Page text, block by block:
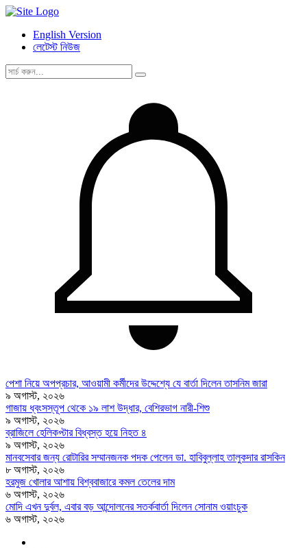
English Version
লেটেস্ট নিউজ
পেশা নিয়ে অপপ্রচার, আওয়ামী কর্মীদের উদ্দেশ্যে যে বার্তা দিলেন তাসনিম জারা
৯ অগাস্ট, ২০২৬
গাজায় ধ্বংসস্তূপ থেকে ১৯ লাশ উদ্ধার, বেশিরভাগ নারী-শিশু
৯ অগাস্ট, ২০২৬
ব্রাজিলে হেলিকপ্টার বিধ্বস্ত হয়ে নিহত ৪
৯ অগাস্ট, ২০২৬
মানবসেবার জন্য রোটারির সম্মানজনক পদক পেলেন ডা. হাবিবুল্লাহ তালুকদার রাসকিন
৮ অগাস্ট, ২০২৬
হরমুজ খোলার আশায় বিশ্ববাজারে কমল তেলের দাম
৬ অগাস্ট, ২০২৬
মোদি এখন দুর্বল, এবার বড় আন্দোলনের সতর্কবার্তা দিলেন সোনাম ওয়াংচুক
৬ অগাস্ট, ২০২৬